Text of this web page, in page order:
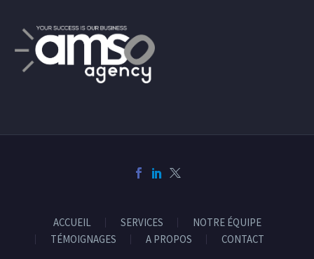
ACCUEIL SERVICES
NOTRE ÉQUIPE
TÉMOIGNAGES
A PROPOS CONTACT